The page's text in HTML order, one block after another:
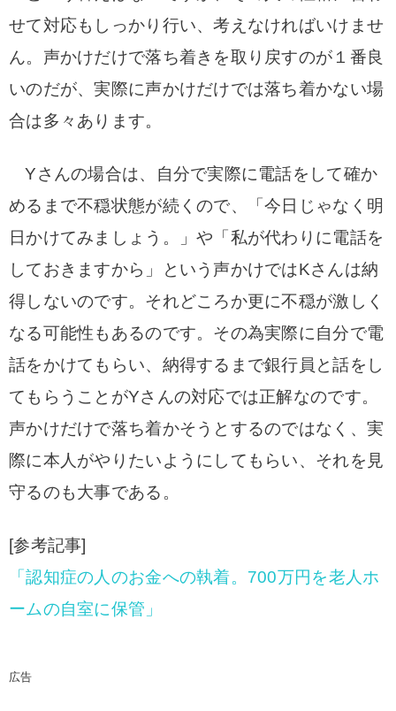
せて対応もしっかり行い、考えなければいけませ
ん。声かけだけで落ち着きを取り戻すのが１番良
いのだが、実際に声かけだけでは落ち着かない場
合は多々あります。
Yさんの場合は、自分で実際に電話をして確か
めるまで不穏状態が続くので、「今日じゃなく明
日かけてみましょう。」や「私が代わりに電話を
しておきますから」という声かけではKさんは納
得しないのです。それどころか更に不穏が激しく
なる可能性もあるのです。その為実際に自分で電
話をかけてもらい、納得するまで銀行員と話をし
てもらうことがYさんの対応では正解なのです。
声かけだけで落ち着かそうとするのではなく、実
際に本人がやりたいようにしてもらい、それを見
守るのも大事である。
[参考記事]
「認知症の人のお金への執着。700万円を老人ホ
ームの自室に保管」
広告